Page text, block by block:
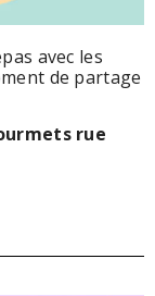
avec les
de partage
rue